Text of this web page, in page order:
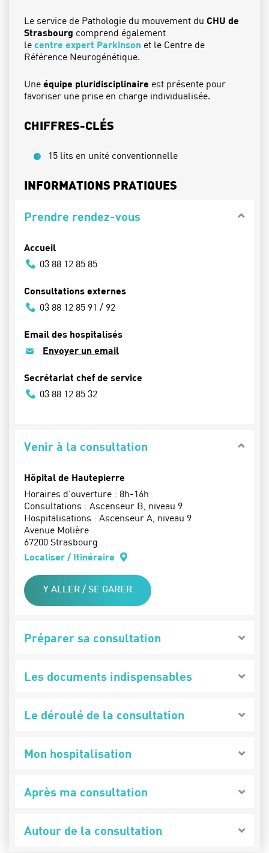
Le service de Pathologie du mouvement du CHU de
Strasbourg comprend également
le centre expert Parkinson et le Centre de
Référence Neurogénétique.
Une équipe pluridisciplinaire est présente pour
favoriser une prise en charge individualisée.
CHIFFRES-CLÉS
15 lits en unité conventionnelle
INFORMATIONS PRATIQUES
Prendre rendez-vous
Accueil
03 88 12 85 85
Consultations externes
03 88 12 85 91 / 92
Email des hospitalisés
Envoyer un email
Secrétariat chef de service
03 88 12 85 32
Venir à la consultation
Hôpital de Hautepierre
Horaires d’ouverture : 8h-16h
Consultations : Ascenseur B, niveau 9
Hospitalisations : Ascenseur A, niveau 9
Avenue Molière
67200 Strasbourg
Localiser / Itinéraire
Y ALLER / SE GARER
Préparer sa consultation
Les documents indispensables
Le déroulé de la consultation
Mon hospitalisation
Après ma consultation
Autour de la consultation